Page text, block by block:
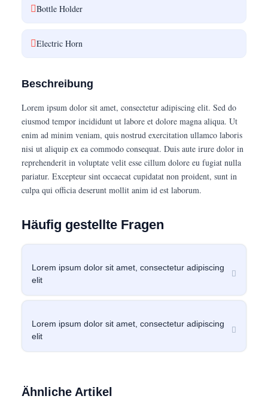
Bottle Holder
Electric Horn
Beschreibung
Lorem ipsum dolor sit amet, consectetur adipiscing elit. Sed do
eiusmod tempor incididunt ut labore et dolore magna aliqua. Ut
enim ad minim veniam, quis nostrud exercitation ullamco laboris
nisi ut aliquip ex ea commodo consequat. Duis aute irure dolor in
reprehenderit in voluptate velit esse cillum dolore eu fugiat nulla
pariatur. Excepteur sint occaecat cupidatat non proident, sunt in
culpa qui officia deserunt mollit anim id est laborum.
Häufig gestellte Fragen
Lorem ipsum dolor sit amet, consectetur adipiscing
elit
Lorem ipsum dolor sit amet, consectetur adipiscing
elit
Ähnliche Artikel